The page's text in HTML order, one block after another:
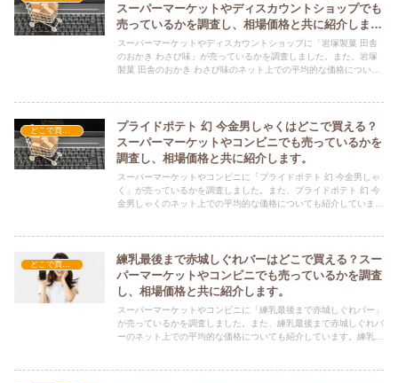
スーパーマーケットやディスカウントショップでも
売っているかを調査し、相場価格と共に紹介しま
す。
スーパーマーケットやディスカウントショップに「岩塚製菓 田舎
のおかき わさび味」が売っているかを調査しました。また、岩塚
製菓 田舎のおかき わさび味のネット上での平均的な価格について
プライドポテト 幻 今金男しゃくはどこで買える？
スーパーマーケットやコンビニでも売っているかを
調査し、相場価格と共に紹介します。
スーパーマーケットやコンビニに「プライドポテト 幻 今金男しゃ
く」が売っているかを調査しました。また、プライドポテト 幻 今
金男しゃくのネット上での平均的な価格についても紹介していま
練乳最後まで赤城しぐれバーはどこで買える？スー
パーマーケットやコンビニでも売っているかを調査
し、相場価格と共に紹介します。
スーパーマーケットやコンビニに「練乳最後まで赤城しぐれバー」
が売っているかを調査しました。また、練乳最後まで赤城しぐれバ
ーのネット上での平均的な価格についても紹介しています。練乳最